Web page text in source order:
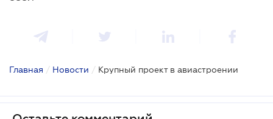
Главная / Новости / Крупный проект в авиастроении